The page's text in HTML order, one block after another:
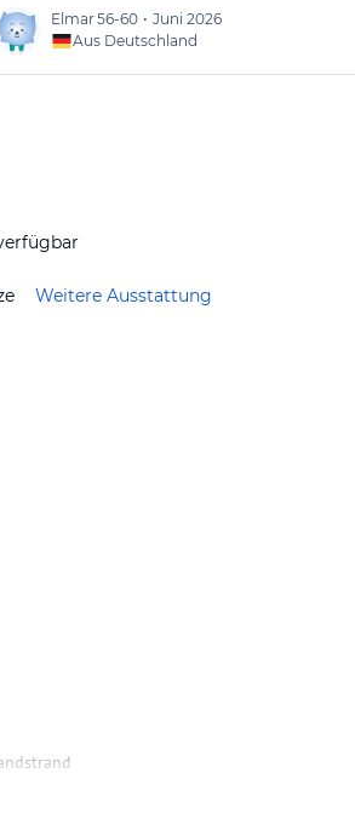
Elmar56-60 • Juni 2026
Aus Deutschland
Weitere Ausstattung